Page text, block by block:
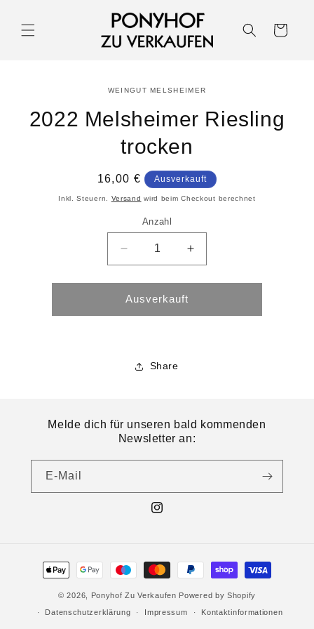
Warenkorb
WEINGUT MELSHEIMER
2022 Melsheimer Riesling
trocken
16,00 € Ausverkauft
Inkl. Steuern. Versand wird beim Checkout berechnet
Anzahl
Ausverkauft
Share
Melde dich für unseren bald kommenden
Newsletter an:
E-Mail
© 2026, Ponyhof Zu Verkaufen Powered by Shopify
Datenschutzerklärung
Impressum Kontaktinformationen